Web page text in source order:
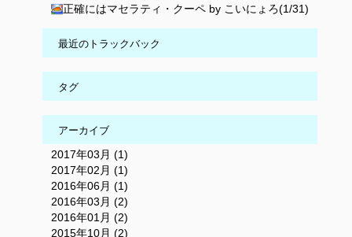
正確にはマセラティ・クーペ by こいにょろ(1/31)
最近のトラックバック
タグ
アーカイブ
2017年03月 (1)
2017年02月 (1)
2016年06月 (1)
2016年03月 (2)
2016年01月 (2)
2015年10月 (2)